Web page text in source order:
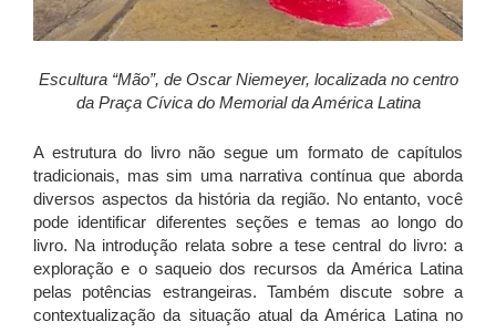
Escultura “Mão”, de Oscar Niemeyer, localizada no centro
da Praça Cívica do Memorial da América Latina
A estrutura do livro não segue um formato de capítulos
tradicionais, mas sim uma narrativa contínua que aborda
diversos aspectos da história da região. No entanto, você
pode identificar diferentes seções e temas ao longo do
livro. Na introdução relata sobre a tese central do livro: a
exploração e o saqueio dos recursos da América Latina
pelas potências estrangeiras. Também discute sobre a
contextualização da situação atual da América Latina no